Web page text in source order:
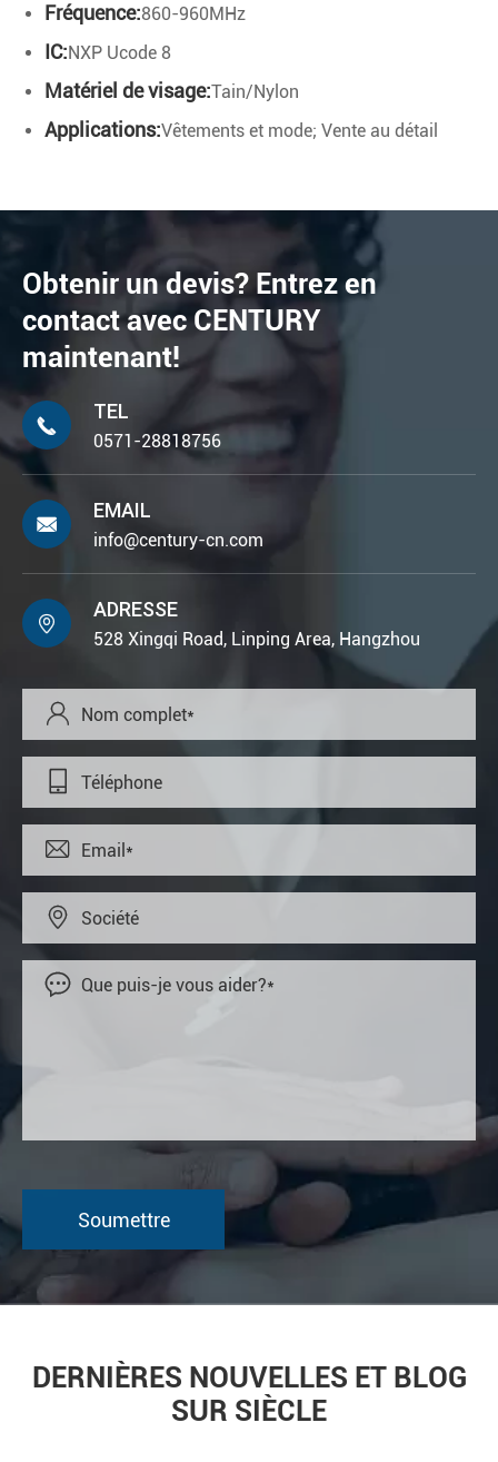
Fréquence:860-960MHz
IC: NXP Ucode 8
Matériel de visage:Tain/Nylon
Applications:Vêtements et mode; Vente au détail
Obtenir un devis? Entrez en
contact avec CENTURY
maintenant!

TEL
0571-28818756

EMAIL
info@century-cn.com

ADRESSE
528 Xingqi Road, Linping Area, Hangzhou





DERNIÈRES NOUVELLES ET BLOG
SUR SIÈCLE